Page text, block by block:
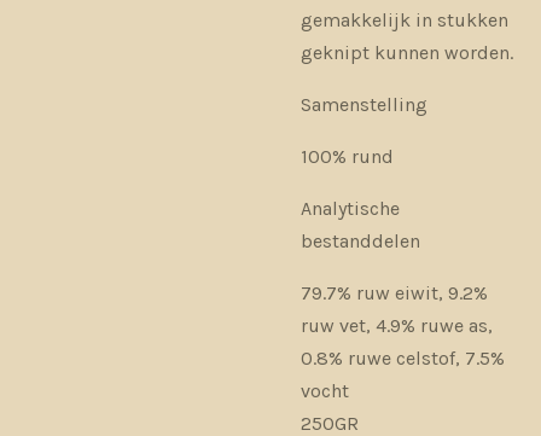
gemakkelijk in stukken
geknipt kunnen worden.
Samenstelling
100% rund
Analytische
bestanddelen
79.7% ruw eiwit, 9.2%
ruw vet, 4.9% ruwe as,
0.8% ruwe celstof, 7.5%
vocht
250GR